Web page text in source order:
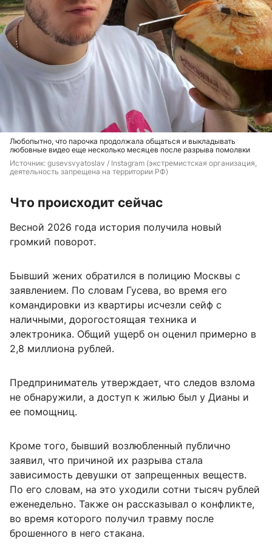
Любопытно, что парочка продолжала общаться и выкладывать
любовные видео еще несколько месяцев после разрыва помолвки
Источник: gusevsvyatoslav / Instagram (экстремистская организация,
деятельность запрещена на территории РФ)
Что происходит сейчас
Весной 2026 года история получила новый
громкий поворот.
Бывший жених обратился в полицию Москвы с
заявлением. По словам Гусева, во время его
командировки из квартиры исчезли сейф с
наличными, дорогостоящая техника и
электроника. Общий ущерб он оценил примерно в
2,8 миллиона рублей.
Предприниматель утверждает, что следов взлома
не обнаружили, а доступ к жилью был у Дианы и
ее помощниц.
Кроме того, бывший возлюбленный публично
заявил, что причиной их разрыва стала
зависимость девушки от запрещенных веществ.
По его словам, на это уходили сотни тысяч рублей
еженедельно. Также он рассказывал о конфликте,
во время которого получил травму после
брошенного в него стакана.